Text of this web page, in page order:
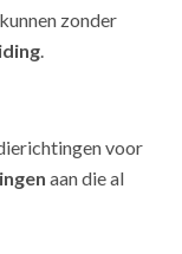
zonder
voor
aan die al